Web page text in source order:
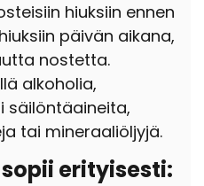
hiuksiin ennen
päivän aikana,
nostetta.
alkoholia,
säilöntäaineita,
tai mineraaliöljyjä.
erityisesti: